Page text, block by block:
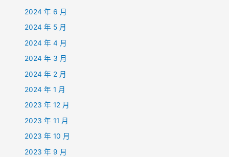
2024 年 6 月
2024 年 5 月
2024 年 4 月
2024 年 3 月
2024 年 2 月
2024 年 1 月
2023 年 12 月
2023 年 11 月
2023 年 10 月
2023 年 9 月